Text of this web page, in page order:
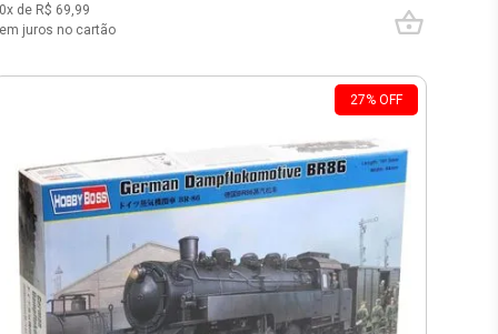
x de R$ 69,99
juros no cartão
27% OFF